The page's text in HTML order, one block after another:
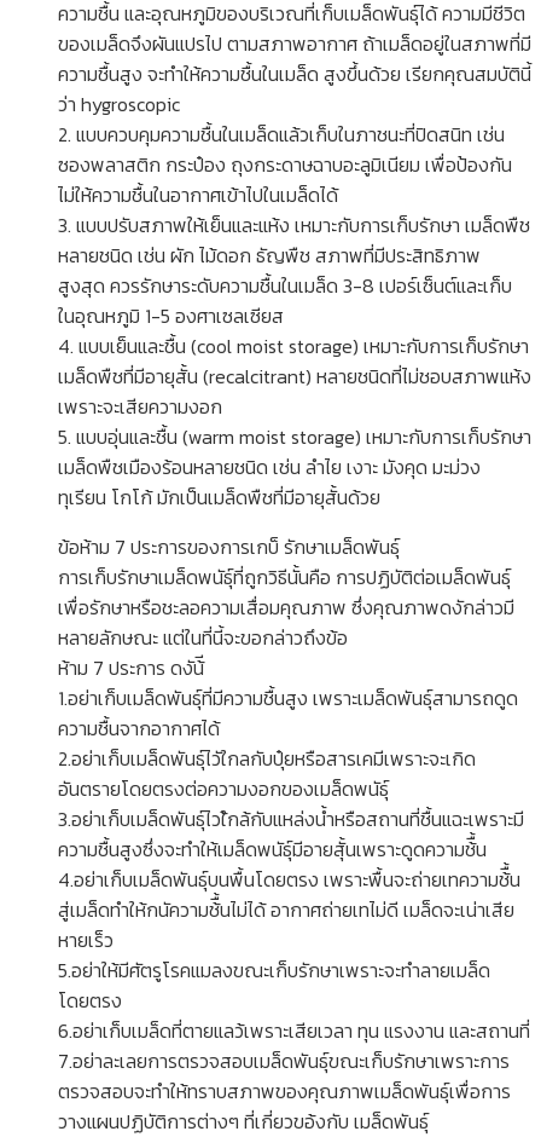
ความชื้น และอุณหภูมิของบริเวณที่เก็บเมล็ดพันธุ์ได้ ความมีชีวิต
ของเมล็ดจึงผันแปรไป ตามสภาพอากาศ ถ้าเมล็ดอยู่ในสภาพที่มี
ความชื้นสูง จะทำให้ความชื้นในเมล็ด สูงขึ้นด้วย เรียกคุณสมบัตินี้
ว่า hygroscopic
2. แบบควบคุมความชื้นในเมล็ดแล้วเก็บในภาชนะที่ปิดสนิท เช่น
ซองพลาสติก กระป๋อง ถุงกระดาษฉาบอะลูมิเนียม เพื่อป้องกัน
ไม่ให้ความชื้นในอากาศเข้าไปในเมล็ดได้
3. แบบปรับสภาพให้เย็นและแห้ง เหมาะกับการเก็บรักษา เมล็ดพืช
หลายชนิด เช่น ผัก ไม้ดอก ธัญพืช สภาพที่มีประสิทธิภาพ
สูงสุด ควรรักษาระดับความชื้นในเมล็ด 3-8 เปอร์เซ็นต์และเก็บ
ในอุณหภูมิ 1-5 องศาเซลเซียส
4. แบบเย็นและชื้น (cool moist storage) เหมาะกับการเก็บรักษา
เมล็ดพืชที่มีอายุสั้น (recalcitrant) หลายชนิดที่ไม่ชอบสภาพแห้ง
เพราะจะเสียความงอก
5. แบบอุ่นและชื้น (warm moist storage) เหมาะกับการเก็บรักษา
เมล็ดพืชเมืองร้อนหลายชนิด เช่น ลำไย เงาะ มังคุด มะม่วง
ทุเรียน โกโก้ มักเป็นเมล็ดพืชที่มีอายุสั้นด้วย
ข้อห้าม 7 ประการของการเกบ็ รักษาเมล็ดพันธุ์
การเก็บรักษาเมล็ดพนัธุ์ที่ถูกวิธีนั้นคือ การปฏิบัติต่อเมล็ดพันธุ์
เพื่อรักษาหรือชะลอความเสื่อมคุณภาพ ซึ่งคุณภาพดงักล่าวมี
หลายลักษณะ แต่ในที่นี้จะขอกล่าวถึงข้อ
ห้าม 7 ประการ ดงัน้ี
1.อย่าเก็บเมล็ดพันธุ์ที่มีความชื้นสูง เพราะเมล็ดพันธุ์สามารถดูด
ความชื้นจากอากาศได้
2.อย่าเก็บเมล็ดพันธุ์ไวัใกลกับปุ๋ยหรือสารเคมีเพราะจะเกิด
อันตรายโดยตรงต่อความงอกของเมล็ดพนัธุ์
3.อย่าเก็บเมล็ดพันธุ์ไวใ้กล้กับแหล่งน้ำหรือสถานที่ชื้นแฉะเพราะมี
ความชื้นสูงซึ่งจะทำให้เมล็ดพนัธุ์มีอายสุั้นเพราะดูดความช้ื้น
4.อย่าเก็บเมล็ดพันธุ์บนพื้นโดยตรง เพราะพื้นจะถ่ายเทความช้ื้น
สู่เมล็ดทำให้กนัความช้ื้นไม่ได้ อากาศถ่ายเทไม่ดี เมล็ดจะเน่าเสีย
หายเร็ว
5.อย่าให้มีศัตรูโรคแมลงขณะเก็บรักษาเพราะจะทำลายเมล็ด
โดยตรง
6.อย่าเก็บเมล็ดที่ตายแลว้เพราะเสียเวลา ทุน แรงงาน และสถานที่
7.อย่าละเลยการตรวจสอบเมล็ดพันธุ์ขณะเก็บรักษาเพราะการ
ตรวจสอบจะทำให้ทราบสภาพของคุณภาพเมล็ดพันธุ์เพื่อการ
วางแผนปฏิบัติการต่างๆ ที่เกี่ยวขอ้งกับ เมล็ดพันธุ์